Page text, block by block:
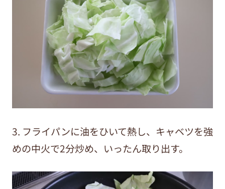
3. フライパンに油をひいて熱し、キャベツを強
めの中火で2分炒め、いったん取り出す。